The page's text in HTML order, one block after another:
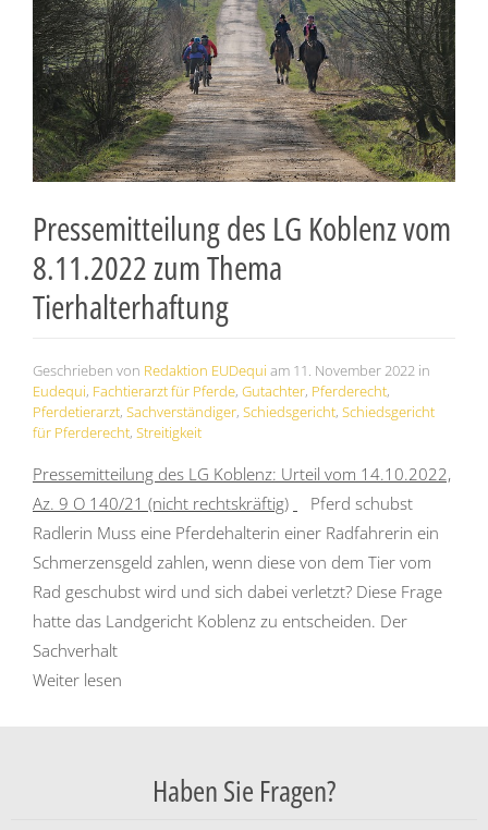
Pressemitteilung des LG Koblenz vom
8.11.2022 zum Thema
Tierhalterhaftung
Geschrieben von Redaktion EUDequi am 11. November 2022 in
Eudequi, Fachtierarzt für Pferde, Gutachter, Pferderecht,
Pferdetierarzt, Sachverständiger, Schiedsgericht, Schiedsgericht
für Pferderecht, Streitigkeit
Pressemitteilung des LG Koblenz: Urteil vom 14.10.2022,
Az. 9 O 140/21 (nicht rechtskräftig)
Pferd schubst
Radlerin Muss eine Pferdehalterin einer Radfahrerin ein
Schmerzensgeld zahlen, wenn diese von dem Tier vom
Rad geschubst wird und sich dabei verletzt? Diese Frage
hatte das Landgericht Koblenz zu entscheiden. Der
Sachverhalt
Weiter lesen
Haben Sie Fragen?